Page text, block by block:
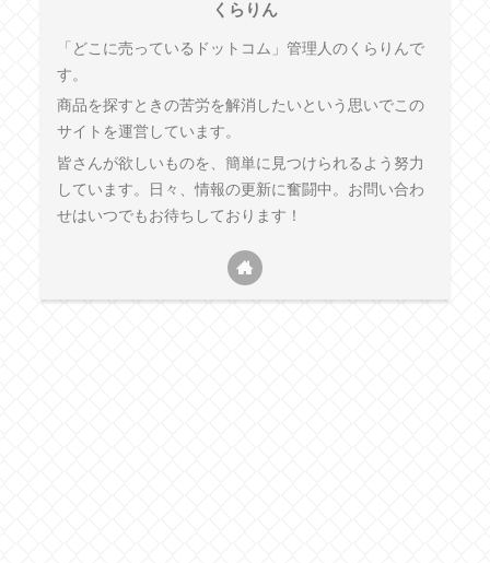
くらりん
「どこに売っているドットコム」管理人のくらりんで
す。
商品を探すときの苦労を解消したいという思いでこの
サイトを運営しています。
皆さんが欲しいものを、簡単に見つけられるよう努力
しています。日々、情報の更新に奮闘中。お問い合わ
せはいつでもお待ちしております！